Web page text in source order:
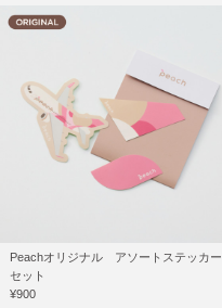
Peachオリジナル アソートステッカー
セット
¥900